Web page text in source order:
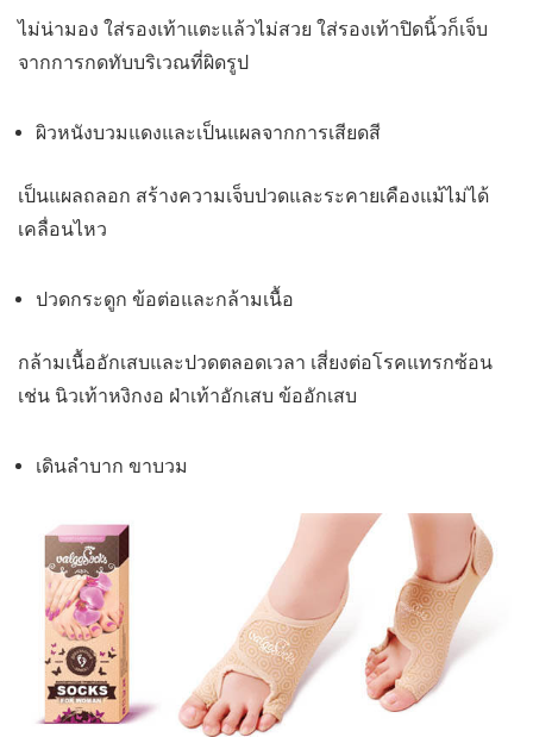
ไม่น่ามอง ใส่รองเท้าแตะแล้วไม่สวย ใส่รองเท้าปิดนิ้วก็เจ็บ
จากการกดทับบริเวณที่ผิดรูป
ผิวหนังบวมแดงและเป็นแผลจากการเสียดสี
เป็นแผลถลอก สร้างความเจ็บปวดและระคายเคืองแม้ไม่ได้
เคลื่อนไหว
ปวดกระดูก ข้อต่อและกล้ามเนื้อ
กล้ามเนื้ออักเสบและปวดตลอดเวลา เสี่ยงต่อโรคแทรกซ้อน
เช่น นิวเท้าหงิกงอ ฝ่าเท้าอักเสบ ข้ออักเสบ
เดินลำบาก ขาบวม